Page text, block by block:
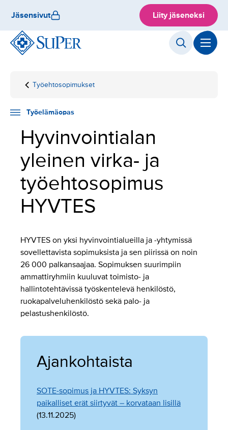
sisältöön
Jäsensivut Liity jäseneksi
Etusivu
Työelämäopas
Työsuhdeasiat
Työehtosopimukset
HYVTES
Työelämäopas
Hyvinvointialan
yleinen virka- ja
työehtosopimus
HYVTES
HYVTES on yksi hyvinvointialueilla ja -yhtymissä
sovellettavista sopimuksista ja sen piirissä on noin
26 000 palkansaajaa. Sopimuksen suurimpiin
ammattiryhmiin kuuluvat toimisto- ja
hallintotehtävissä työskentelevä henkilöstö,
ruokapalveluhenkilöstö sekä palo- ja
pelastushenkilöstö.
Ajankohtaista
SOTE-sopimus ja HYVTES: Syksyn
paikalliset erät siirtyvät – korvataan lisillä
(13.11.2025)